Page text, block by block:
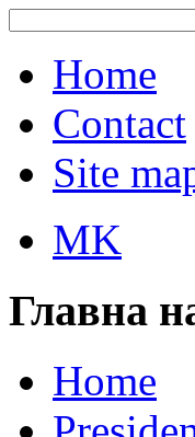
Home
Contact
Site
MK
Главна
Home